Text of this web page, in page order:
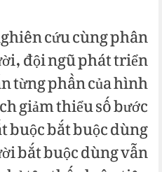
cứu cùng phân
đội ngũ phát triển
từng phần của hình
giảm thiểu số bước
buộc bắt buộc dùng
bắt buộc dùng vẫn